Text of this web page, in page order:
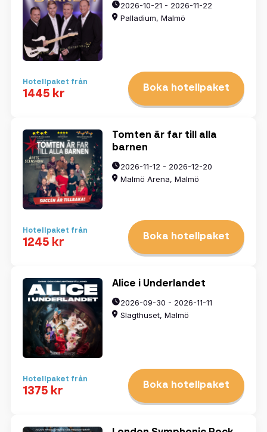
Visa resultat
2026-10-21 - 2026-11-22
Palladium, Malmö
Hotellpaket från
1445 kr Boka hotellpaket
Tomten är far till alla
barnen
2026-11-12 - 2026-12-20
Malmö Arena, Malmö
Hotellpaket från
1245 kr Boka hotellpaket
Alice i Underlandet
2026-09-30 - 2026-11-11
Slagthuset, Malmö
Hotellpaket från
1375 kr Boka hotellpaket